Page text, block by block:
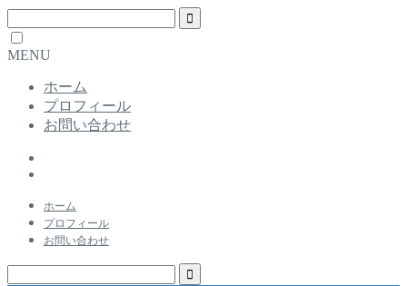
MENU
ホーム
プロフィール
お問い合わせ
ホーム
プロフィール
お問い合わせ